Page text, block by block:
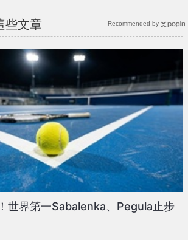
些文章
世界第一Sabalenka、Pegula止步
Recommended by